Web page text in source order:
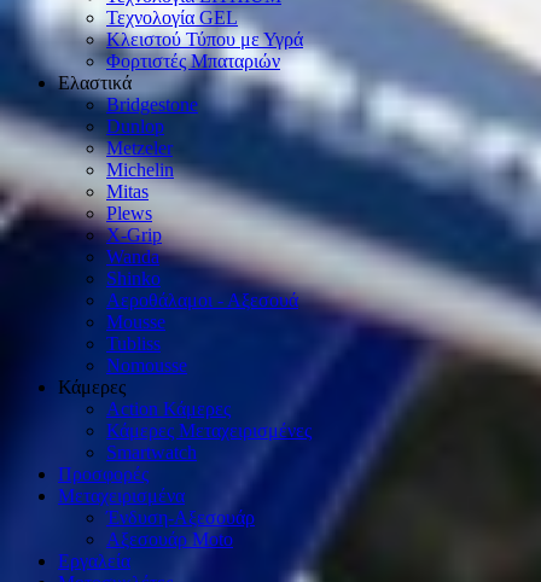
Τεχνολογία GEL
Κλειστού Τύπου με Υγρά
Φορτιστές Μπαταριών
Ελαστικά
Bridgestone
Dunlop
Metzeler
Michelin
Mitas
Plews
X-Grip
Wanda
Shinko
Αεροθάλαμοι - Αξεσουά
Mousse
Tubliss
Nomousse
Κάμερες
Action Κάμερες
Κάμερες Μεταχειρισμένες
Smartwatch
Προσφορές
Μεταχειρισμένα
Ένδυση-Αξεσουάρ
Αξεσουάρ Μοto
Εργαλεία